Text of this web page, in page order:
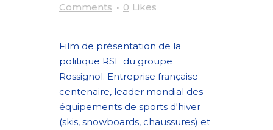
Comments
0 Likes
Film de présentation de la
politique RSE du groupe
Rossignol. Entreprise française
centenaire, leader mondial des
équipements de sports d'hiver
(skis, snowboards, chaussures) et